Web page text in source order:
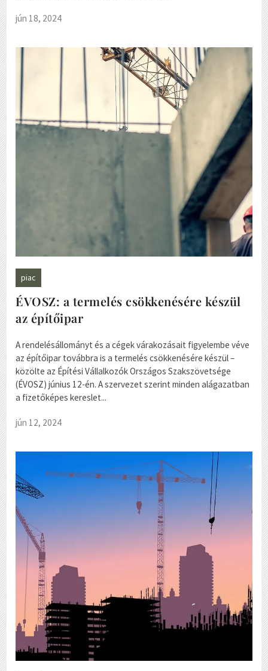
jún 18, 2024
piac
ÉVOSZ: a termelés csökkenésére készül
az építőipar
A rendelésállományt és a cégek várakozásait figyelembe véve
az építőipar továbbra is a termelés csökkenésére készül –
közölte az Építési Vállalkozók Országos Szakszövetsége
(ÉVOSZ) június 12-én. A szervezet szerint minden alágazatban
a fizetőképes kereslet...
jún 12, 2024